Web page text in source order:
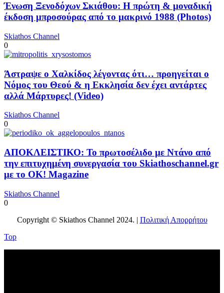
Ένωση Ξενοδόχων Σκιάθου: Η πρώτη & μοναδική
έκδοση μπροσούρας από το μακρινό 1988 (Photos)
Skiathos Channel
0
Άστραψε ο Χαλκίδος λέγοντας ότι… προηγείται ο
Νόμος του Θεού & η Εκκλησία δεν έχει αντάρτες
αλλά Μάρτυρες! (Video)
Skiathos Channel
0
ΑΠΟΚΛΕΙΣΤΙΚΟ: Το πρωτοσέλιδο με Ντάνο από
την επιτυχημένη συνεργασία του Skiathoschannel.gr
με το OK! Magazine
Skiathos Channel
0
Copyright © Skiathos Channel 2024. | Πολιτική Απορρήτου
Top